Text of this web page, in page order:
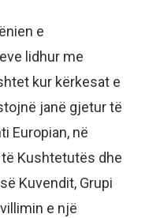
e
lidhur me
kur kërkesat e
janë gjetur të
Europian, në
Kushtetutës dhe
Kuvendit, Grupi
e një